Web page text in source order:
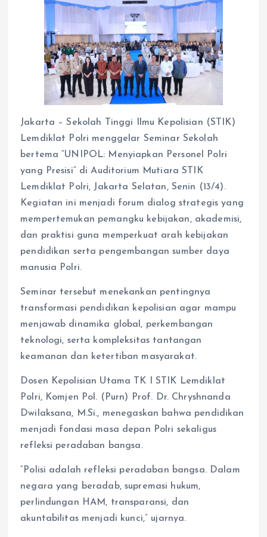
Jakarta – Sekolah Tinggi Ilmu Kepolisian (STIK)
Lemdiklat Polri menggelar Seminar Sekolah
bertema “UNIPOL: Menyiapkan Personel Polri
yang Presisi” di Auditorium Mutiara STIK
Lemdiklat Polri, Jakarta Selatan, Senin (13/4).
Kegiatan ini menjadi forum dialog strategis yang
mempertemukan pemangku kebijakan, akademisi,
dan praktisi guna memperkuat arah kebijakan
pendidikan serta pengembangan sumber daya
manusia Polri.
Seminar tersebut menekankan pentingnya
transformasi pendidikan kepolisian agar mampu
menjawab dinamika global, perkembangan
teknologi, serta kompleksitas tantangan
keamanan dan ketertiban masyarakat.
Dosen Kepolisian Utama TK I STIK Lemdiklat
Polri, Komjen Pol. (Purn) Prof. Dr. Chryshnanda
Dwilaksana, M.Si., menegaskan bahwa pendidikan
menjadi fondasi masa depan Polri sekaligus
refleksi peradaban bangsa.
“Polisi adalah refleksi peradaban bangsa. Dalam
negara yang beradab, supremasi hukum,
perlindungan HAM, transparansi, dan
akuntabilitas menjadi kunci,” ujarnya.